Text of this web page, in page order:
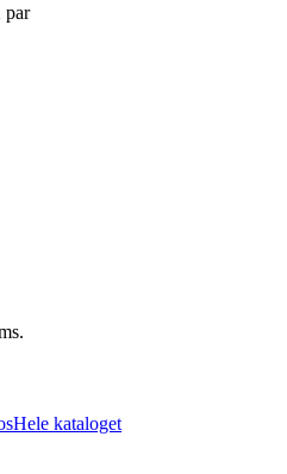
par
Hele kataloget